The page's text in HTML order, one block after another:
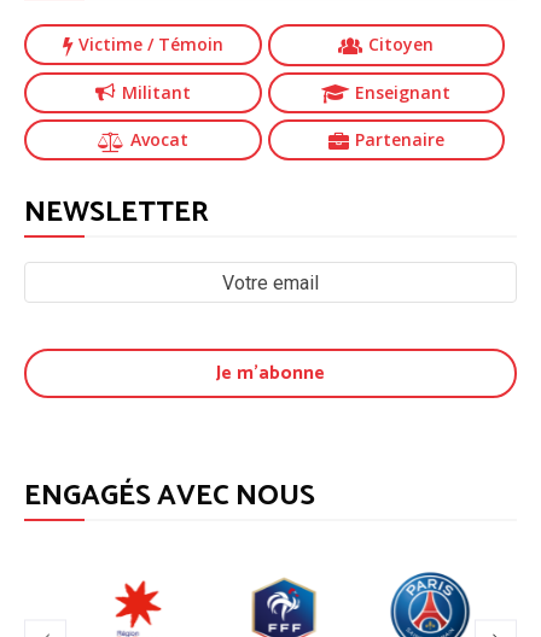
Victime / Témoin Citoyen
Militant Enseignant
Avocat Partenaire
NEWSLETTER
ENGAGÉS AVEC NOUS